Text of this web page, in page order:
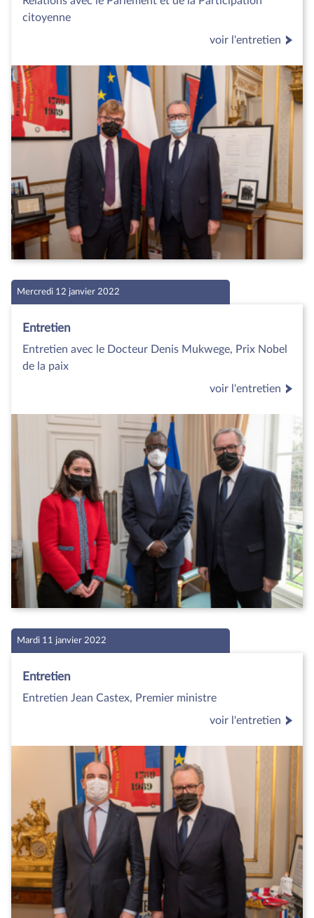
citoyenne
voir l'entretien
Mercredi 12 janvier 2022
Entretien
Entretien avec le Docteur Denis Mukwege, Prix Nobel
de la paix
voir l'entretien
Mardi 11 janvier 2022
Entretien
Entretien Jean Castex, Premier ministre
voir l'entretien